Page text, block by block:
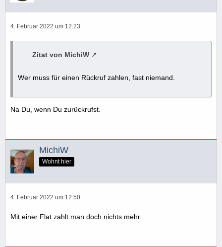
4. Februar 2022 um 12:23
Zitat von MichiW
Wer muss für einen Rückruf zahlen, fast niemand.
Na Du, wenn Du zurückrufst.
MichiW
Wohnt hier
4. Februar 2022 um 12:50
Mit einer Flat zahlt man doch nichts mehr.